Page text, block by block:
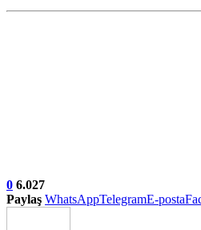
0 6.027
Paylaş WhatsAppTelegramE-posta